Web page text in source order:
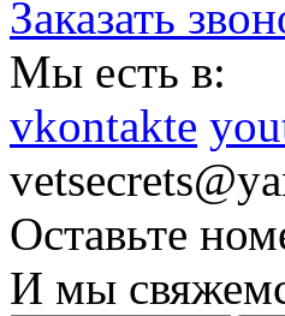
Заказать
Мы есть в:
vkontakte
Оставьте
И мы